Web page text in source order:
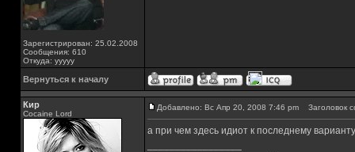
Зарегистрирован: 25.02.2008
Сообщения: 610
Откуда: ууууу
Вернуться к началу
Кир
Cocaine Lord
Добавлено: Вс Апр 20, 2008 7:46 pm Заголовок
а при чем здесь идиот к последнему